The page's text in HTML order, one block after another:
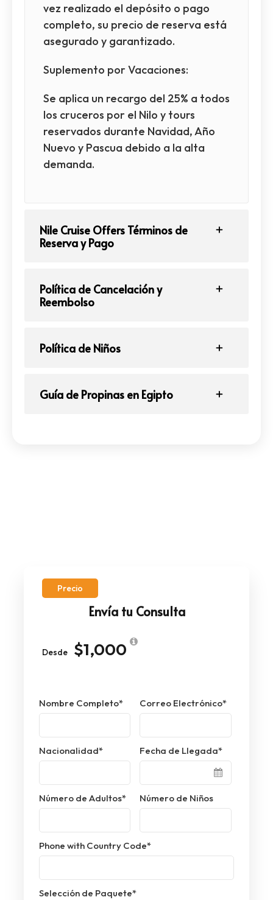
Precio
Envía tu Consulta
Desde $1,000
Nombre Completo* Correo Electrónico*
Nacionalidad* Fecha de Llegada*
Número de Adultos* Número de Niños
Phone with Country Code*
Selección de Paquete*
vez realizado el depósito o pago
completo, su precio de reserva está
asegurado y garantizado.
Suplemento por Vacaciones:
Se aplica un recargo del 25% a todos
los cruceros por el Nilo y tours
reservados durante Navidad, Año
Nuevo y Pascua debido a la alta
demanda.
Nile Cruise Offers Términos de
Reserva y Pago
Política de Cancelación y
Reembolso
Política de Niños
Guía de Propinas en Egipto